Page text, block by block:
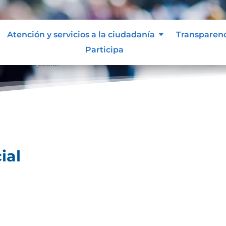
Atención y servicios a la ciudadanía
Participa
especial